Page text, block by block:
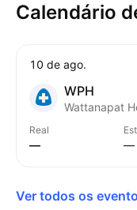
Calendário
10 de ago.
WPH
Real
— —
Ver todos os